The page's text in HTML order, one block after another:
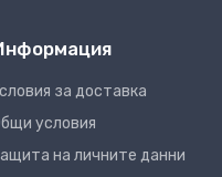
за доставка
условия
на личните данни